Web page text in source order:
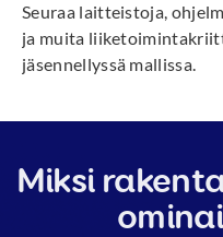
Seuraa laitteistoja,
ja muita
jäsennellyssä mallissa.
Miksi